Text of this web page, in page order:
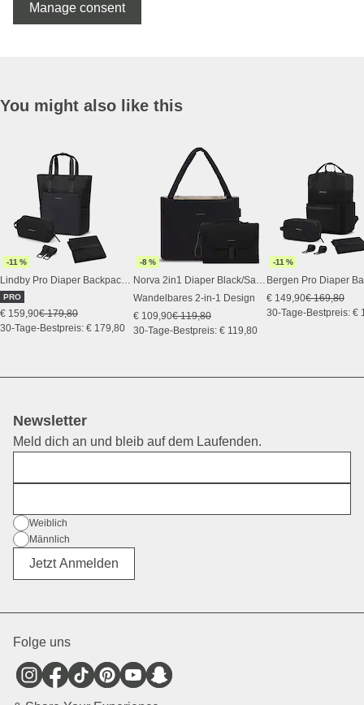
Manage consent
You might also like this
-11 %
Lindby Pro Diaper Backpack Set All Black
PRO
€ 159,90€ 179,80
30-Tage-Bestpreis: € 179,80
-8 %
Norva 2in1 Diaper Black/Sand
Wandelbares 2-in-1 Design
€ 109,90€ 119,80
30-Tage-Bestpreis: € 119,80
-11 %
€ 149,90€ 169,80
30-Tage-Bestpreis: €
Newsletter
Meld dich an und bleib auf dem Laufenden.
Geschlecht
Weiblich
Männlich
Divers
Jetzt Anmelden
Folge uns